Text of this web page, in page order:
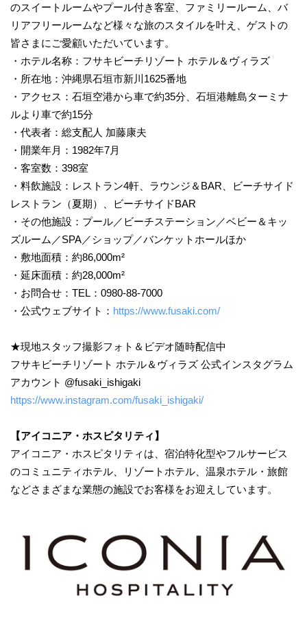
のスイートルームやプール付き客室、ファミリールーム、バ
リアフリールームなど様々な旅のスタイルを叶え、ゲストの
皆さまにご愛顧いただいています。
・ホテル名称：フサキビーチリゾート ホテル＆ヴィラズ
・所在地：沖縄県石垣市新川1625番地
・アクセス：石垣空港から車で約35分、石垣港離島ターミナ
ルより車で約15分
・代表者：総支配人 加藤康夫
・開業年月：1982年7月
・客室数：398室
・料飲施設：レストラン4軒、ラウンジ＆BAR、ビーチサイド
レストラン（夏期）、ビーチサイドBAR
・その他施設：プール／ビーチステーション／ベビー＆キッ
ズルーム／SPA／ショップ／バンケットホールほか
・敷地面積：約86,000m²
・延床面積：約28,000m²
・お問合せ：TEL：0980-88-7000
・公式ウェブサイト： https://www.fusaki.com/
★現地スタッフ撮影フォト＆ビデオ随時配信中
フサキビーチリゾート ホテル＆ヴィラズ 公式インスタグラム
アカウント @fusaki_ishigaki
https://www.instagram.com/fusaki_ishigaki/
【アイコニア・ホスピタリティ】
アイコニア・ホスピタリティは、宿泊特化型やフルサービス
のコミュニティホテル、リゾートホテル、温泉ホテル・旅館
などさまざまな業態の施設でお客様をお迎えしています。